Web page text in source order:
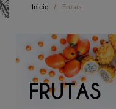
Inicio / Frutas
FRUTAS